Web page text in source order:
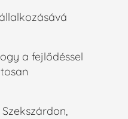
a fejlődéssel